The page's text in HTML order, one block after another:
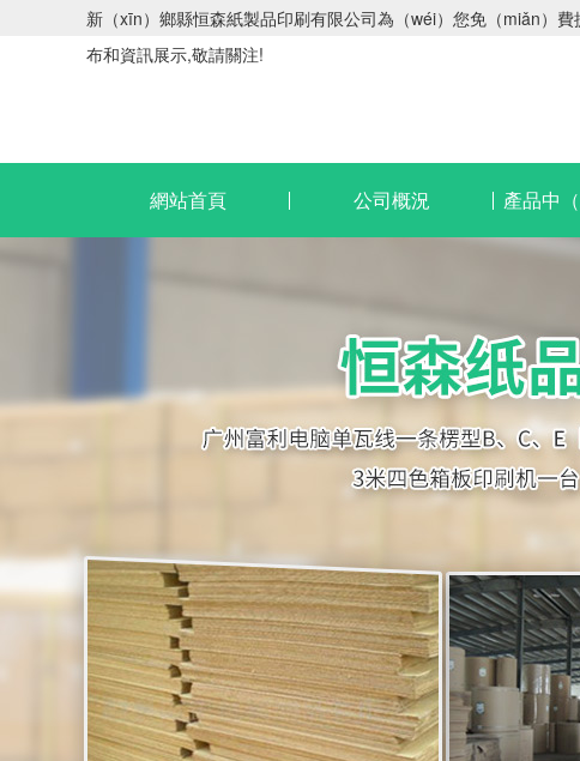
新（xīn）鄉縣恒森紙製品印刷有限公司為（wéi）您免（miǎn）
布和資訊展示,敬請關注!
網站首頁 公司概況 產品中